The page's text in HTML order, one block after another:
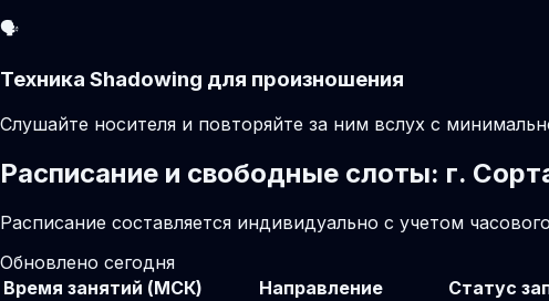
🗣️
Техника Shadowing для произношения
Слушайте носителя и повторяйте за ним вслух с
Расписание и свободные слоты: г.
Расписание составляется индивидуально с учетом
Обновлено сегодня
Время занятий (МСК)
Направление Статус